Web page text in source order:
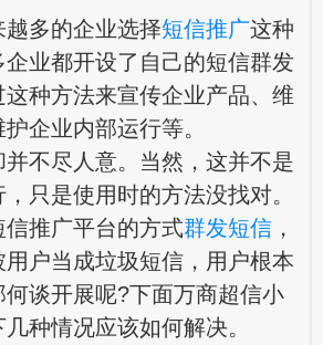
多的企业选择短信推广这种
业都开设了自己的短信群发
这种方法来宣传企业产品、维
企业内部运行等。
尽人意。当然，这并不是
只是使用时的方法没找对。
推广平台的方式群发短信 ，
户当成垃圾短信，用户根本
谈开展呢?下面万商超信小
种情况应该如何解决。